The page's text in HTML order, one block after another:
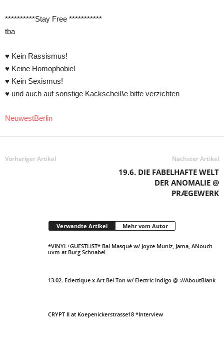
**********Stay Free ***********
tba
♥ Kein Rassismus!
♥ Keine Homophobie!
♥ Kein Sexismus!
♥ und auch auf sonstige Kackscheiße bitte verzichten
NeuwestBerlin
Vorheriger Artikel Nächster Artikel
19.6. DIE FABELHAFTE WELT
DER ANOMALIE @
PRÆGEWERK
Verwandte Artikel Mehr vom Autor
*VINYL+GUESTLIST* Bal Masqué w/ Joyce Muniz, Jama, ANouch
uvm at Burg Schnabel
13.02. Eclectique x Art Bei Ton w/ Electric Indigo @ ://AboutBlank
CRYPT II at Koepenickerstrasse18 *Interview